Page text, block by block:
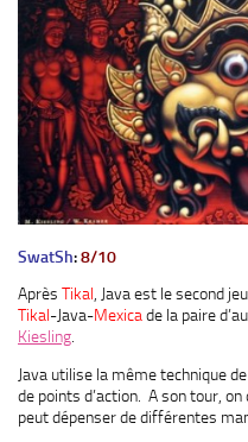
SwatSh:8/10
Après Tikal , Java est le second
Tikal-Java-Mexica de la paire
Kiesling
Java utilise la même technique
de points d’action. A son tour, on
peut dépenser de différentes